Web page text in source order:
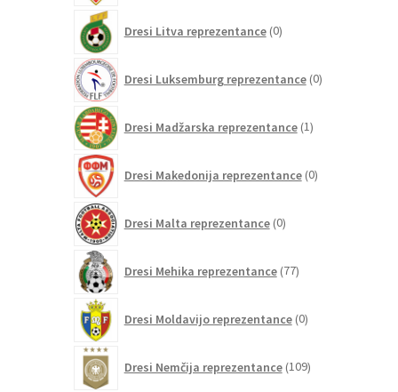
Dresi Litva reprezentance 0izdelkov
Dresi Luksemburg reprezentance 0izdelkov
Dresi Madžarska reprezentance 1izdelek
Dresi Makedonija reprezentance 0izdelkov
Dresi Malta reprezentance 0izdelkov
Dresi Mehika reprezentance 77izdelkov
Dresi Moldavijo reprezentance 0izdelkov
Dresi Nemčija reprezentance 109izdelkov